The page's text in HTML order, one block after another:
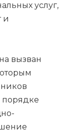
услуг,
и
вызван